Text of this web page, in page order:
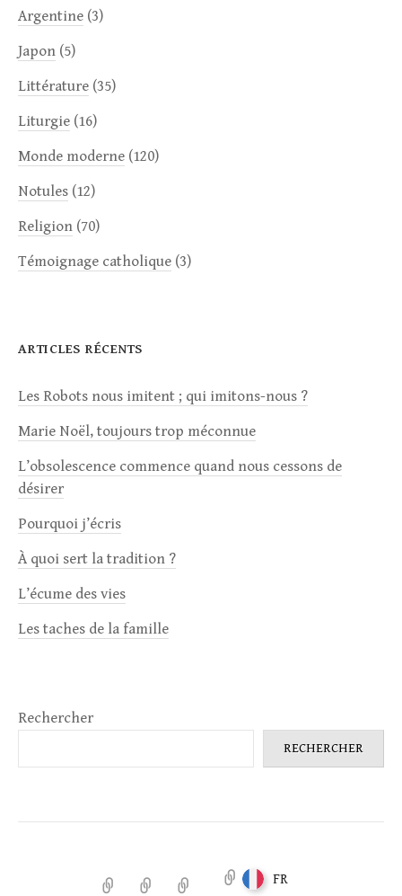
Argentine (3)
Japon (5)
Littérature (35)
Liturgie (16)
Monde moderne (120)
Notules (12)
Religion (70)
Témoignage catholique (3)
ARTICLES RÉCENTS
Les Robots nous imitent ; qui imitons-nous ?
Marie Noël, toujours trop méconnue
L’obsolescence commence quand nous cessons de
désirer
Pourquoi j’écris
À quoi sert la tradition ?
L’écume des vies
Les taches de la famille
Rechercher
RECHERCHER
Accueil Notules Antigone FR